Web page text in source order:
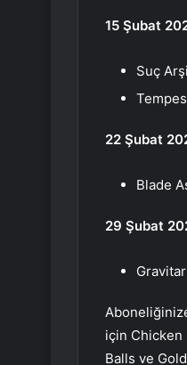
15 Şubat
Suç
22 Şubat
Blade
29 Şubat
için Chicken
Balls ve